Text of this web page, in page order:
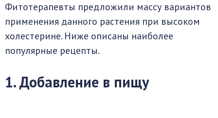
Фитотерапевты предложили массу вариантов
применения данного растения при высоком
холестерине. Ниже описаны наиболее
популярные рецепты.
1. Добавление в пищу